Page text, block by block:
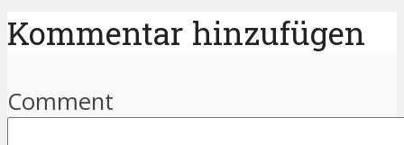
Kommentar hinzufügen
Comment